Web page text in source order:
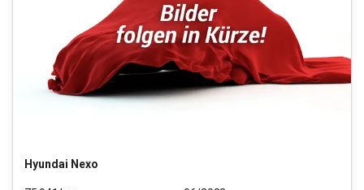
Hyundai Nexo